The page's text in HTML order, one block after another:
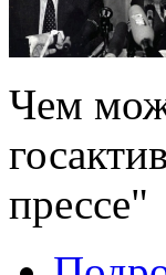
Чем
прессе"